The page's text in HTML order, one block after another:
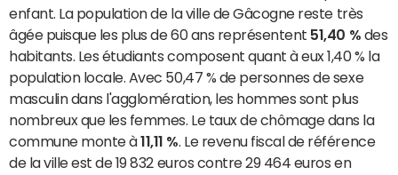
enfant. La population de la ville de Gâcogne reste très
âgée puisque les plus de 60 ans représentent 51,40 % des
habitants. Les étudiants composent quant à eux 1,40 % la
population locale. Avec 50,47 % de personnes de sexe
masculin dans l'agglomération, les hommes sont plus
nombreux que les femmes. Le taux de chômage dans la
commune monte à11,11 % . Le revenu fiscal de référence
de la ville est de 19 832 euros contre 29 464 euros en